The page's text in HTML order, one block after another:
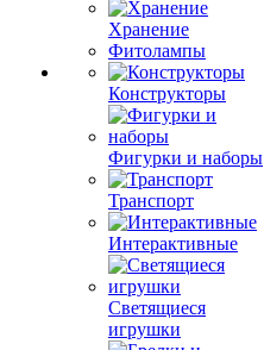
Хранение
Фитолампы
Конструкторы
Фигурки и наборы
Транспорт
Интерактивные
Светящиеся
игрушки